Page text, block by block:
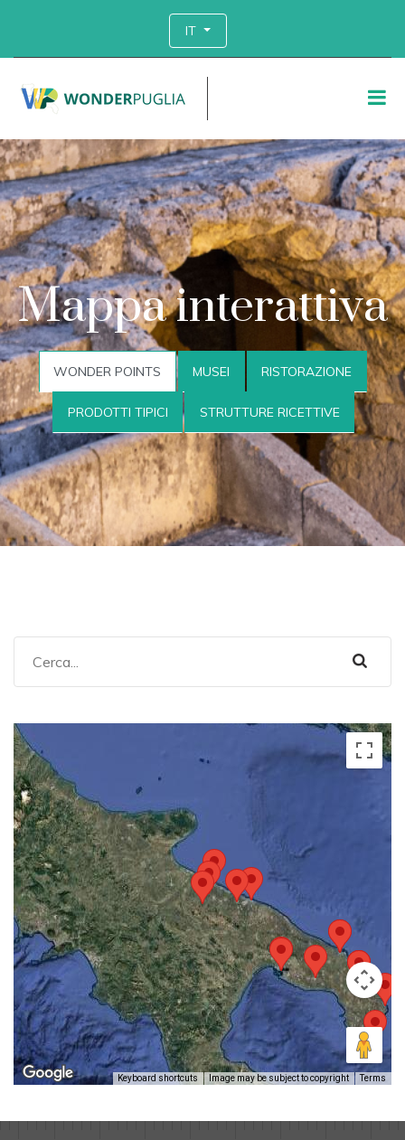
IT
Mappa interattiva
WONDER POINTS MUSEI RISTORAZIONE
PRODOTTI TIPICI STRUTTURE RICETTIVE
Keyboard shortcuts Image may be subject to copyright Terms